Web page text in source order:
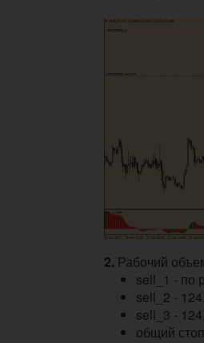
2. Рабочий
sell_1 - по
sell_2 -
sell_3 -
общий